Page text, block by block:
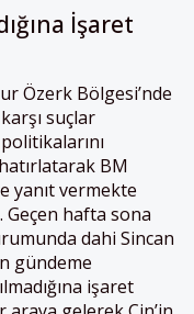
İşaret
Özerk Bölgesi’nde
suçlar
BM
yanıt vermekte
hafta sona
dahi Sincan
gündeme
işaret